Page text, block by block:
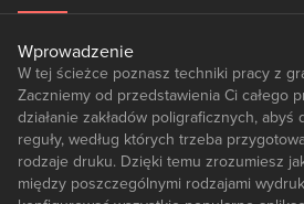
Wprowadzenie
W tej ścieżce poznasz techniki pracy z
Zaczniemy od przedstawienia Ci całego
działanie zakładów poligraficznych, abyś
reguły, według których trzeba
rodzaje druku. Dzięki temu zrozumiesz
między poszczególnymi rodzajami